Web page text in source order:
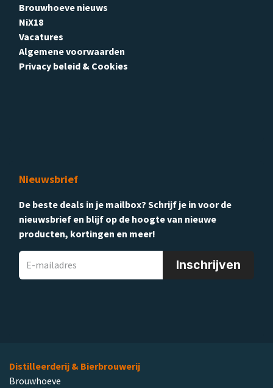
Brouwhoeve nieuws
NiX18
Vacatures
Algemene voorwaarden
Privacy beleid & Cookies
Nieuwsbrief
De beste deals in je mailbox? Schrijf je in voor de
nieuwsbrief en blijf op de hoogte van nieuwe
producten, kortingen en meer!
Inschrijven
Distilleerderij & Bierbrouwerij
Brouwhoeve